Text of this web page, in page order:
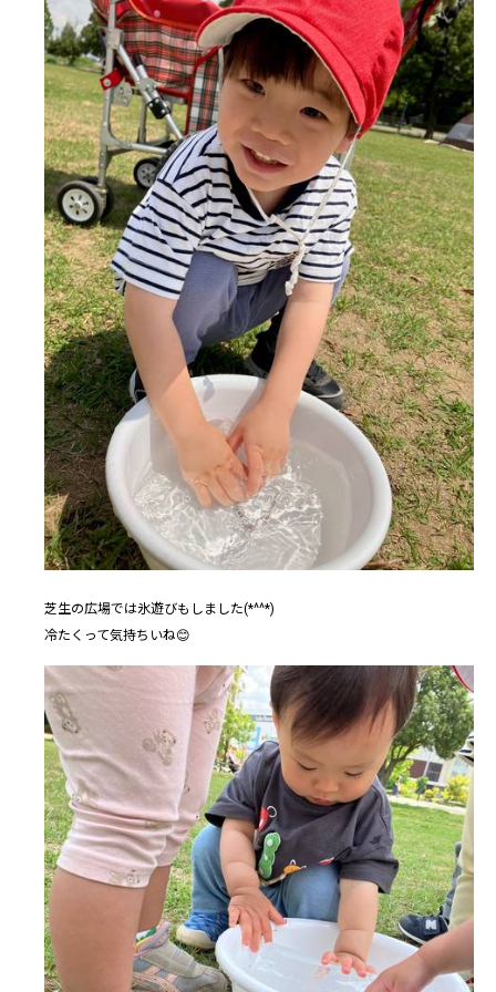
芝生の広場では氷遊びもしました(*^^*)
冷たくって気持ちいね😊